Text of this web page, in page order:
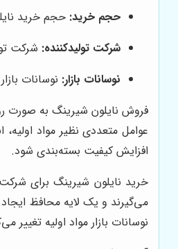
حجم خرید: حجم خرید
شرکت تولیدکننده: شرکت
نوسانات بازار: نوسانات
فروش نایلون شیرینگ به صورت
عوامل متعددی نظیر مواد
افزایش کیفیت بسته‌بندی شود.
خرید نایلون شیرینگ برای
می‌گیرند و یک لایه محافظ
نوسانات بازار مواد اولیه